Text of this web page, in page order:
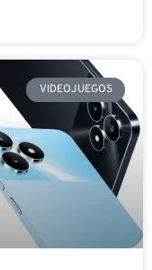
VIDEOJUEGOS